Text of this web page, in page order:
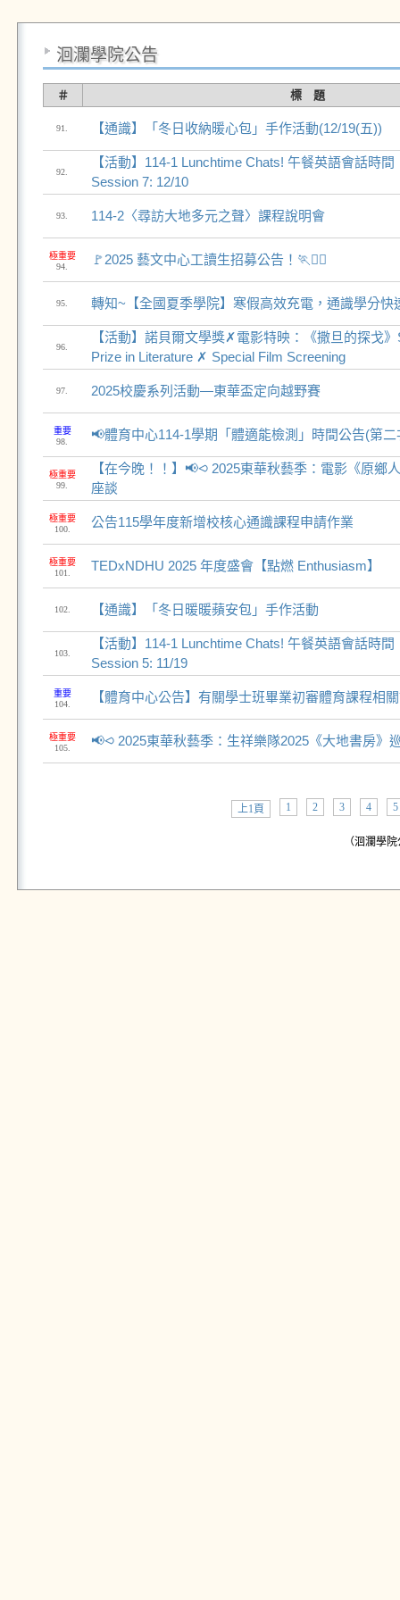
洄瀾學院公告
＃ 標 題
91. 【通識】「冬日收納暖心包」手作活動(12/19(五))
92.
【活動】114-1 Lunchtime Chats! 午餐英語會話時
Session 7: 12/10
93. 114-2〈尋訪大地多元之聲〉課程說明會
極重要
94.
🚩2025 藝文中心工讀生招募公告！🏃🏃‍♂️
95. 轉知~【全國夏季學院】寒假高效充電，通識學分快
96.
【活動】諾貝爾文學獎✗電影特映：《撒旦的探戈
Prize in Literature ✗ Special Film Screening
97. 2025校慶系列活動—東華盃定向越野賽
重要
98.
📢體育中心114-1學期「體適能檢測」時間公告(第二
極重要
99.
【在今晚！！】📢⪦ 2025東華秋藝季：電影《原鄉
座談
極重要
100.
公告115學年度新增校核心通識課程申請作業
極重要
101.
TEDxNDHU 2025 年度盛會【點燃 Enthusiasm】
102. 【通識】「冬日暖暖蘋安包」手作活動
103.
【活動】114-1 Lunchtime Chats! 午餐英語會話時
Session 5: 11/19
重要
104.
【體育中心公告】有關學士班畢業初審體育課程相
極重要
105.
📢⪦ 2025東華秋藝季：生祥樂隊2025《大地書房》
上1頁 1 2 3 4 5
（洄瀾學